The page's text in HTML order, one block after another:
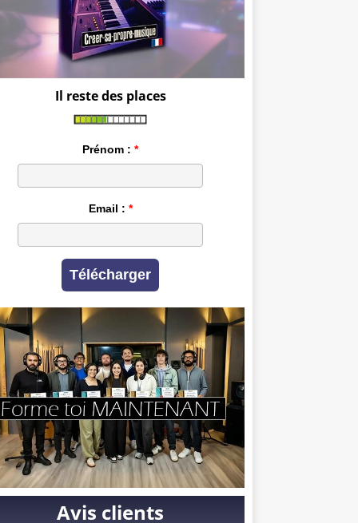
Il reste des places
Prénom :
Email :
Télécharger
Avis clients